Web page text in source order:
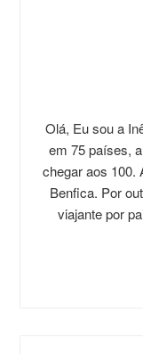
Olá, Eu sou a
em 75 países,
chegar aos 100.
Benfica. Por
viajante por